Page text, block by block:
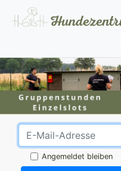
Angemeldet bleiben